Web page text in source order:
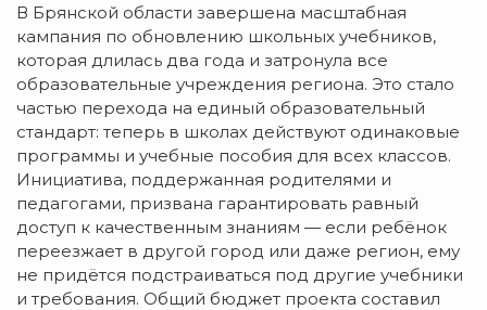
В Брянской области завершена масштабная
кампания по обновлению школьных учебников,
которая длилась два года и затронула все
образовательные учреждения региона. Это стало
частью перехода на единый образовательный
стандарт: теперь в школах действуют одинаковые
программы и учебные пособия для всех классов.
Инициатива, поддержанная родителями и
педагогами, призвана гарантировать равный
доступ к качественным знаниям — если ребёнок
переезжает в другой город или даже регион, ему
не придётся подстраиваться под другие учебники
и требования. Общий бюджет проекта составил